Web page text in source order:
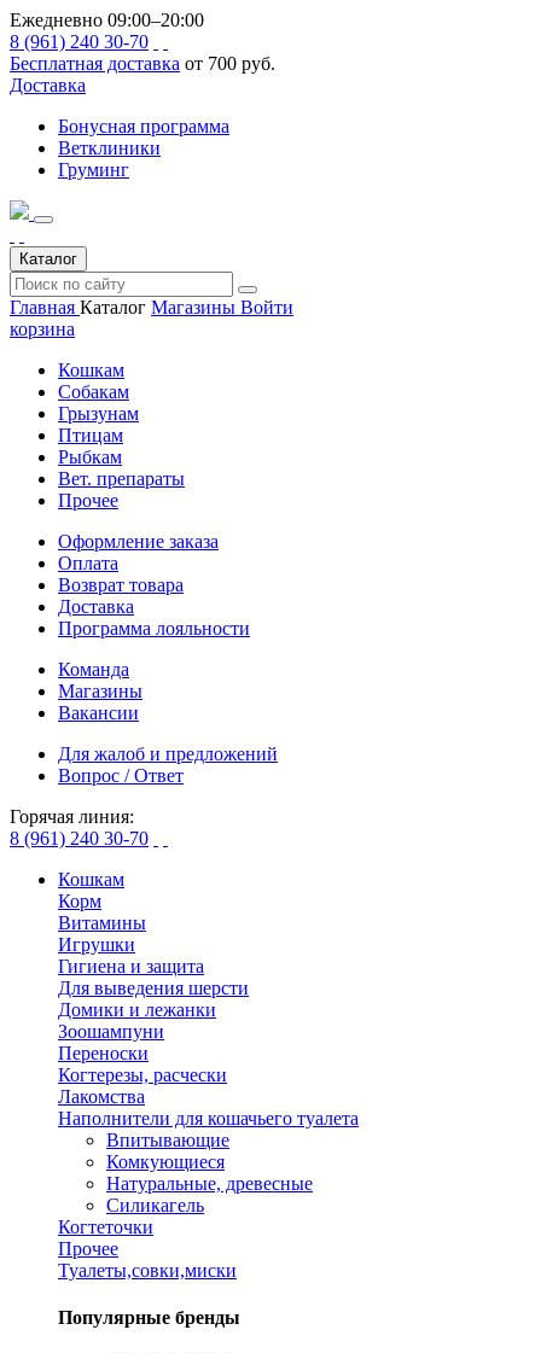
Ежедневно 09:00–20:00
8 (961) 240 30-70
Бесплатная доставка от 700 руб.
Доставка
Бонусная программа
Ветклиники
Груминг
Каталог
Главная Каталог Магазины Войти
корзина
Кошкам
Собакам
Грызунам
Птицам
Рыбкам
Вет. препараты
Прочее
Оформление заказа
Оплата
Возврат товара
Доставка
Программа лояльности
Команда
Магазины
Вакансии
Для жалоб и предложений
Вопрос / Ответ
Горячая линия:
8 (961) 240 30-70
Кошкам
Корм
Витамины
Игрушки
Гигиена и защита
Для выведения шерсти
Домики и лежанки
Зоошампуни
Переноски
Когтерезы, расчески
Лакомства
Наполнители для кошачьего туалета
Впитывающие
Комкующиеся
Натуральные, древесные
Силикагель
Когтеточки
Прочее
Туалеты,совки,миски
Популярные бренды